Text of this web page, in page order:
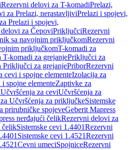
Rezervni delovi za T-komadiPrelazi,
za Prelazi, nerastavljiviPrelazi i spojevi,
Prelazi i spojevi,
za ČepoviPriključciRezervni
sa navojnim priključkomRezervni
priključkomT-komadi za
komadi za grejanjePriključci za
Priključci za grejanjePriborRezervni
cevi i spojne elementeIzolacija za
spojne elementeZaptivke za
Učvršćenja za ceviUčvršćenja za
Učvršćenja za priključkeSistemske
prirubničke spojeveGeberit Mapress
nerđajući čelikRezervni delovi za
čelikSistemske cevi 1.4401Rezervni
Sistemske cevi 1.4521Rezervni
Cevni umeciSpojniceRezervni